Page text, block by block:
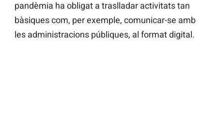
pandèmia ha obligat a traslladar activitats tan
bàsiques com, per exemple, comunicar-se amb
les administracions públiques, al format digital.